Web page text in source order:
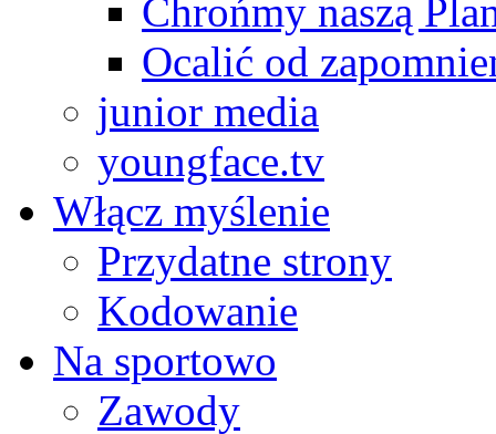
Chrońmy naszą
Ocalić od
junior media
youngface.tv
Włącz myślenie
Przydatne strony
Kodowanie
Na sportowo
Zawody